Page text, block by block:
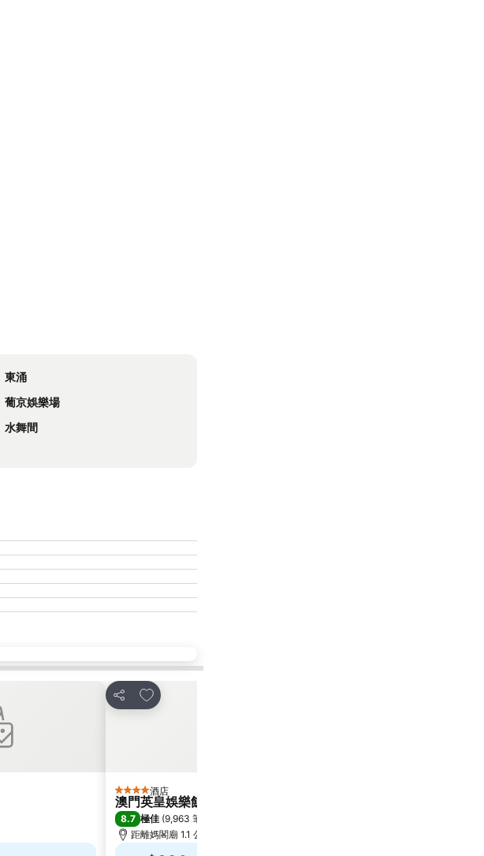
東涌
葡京娛樂場
水舞間
分享
放到收藏夾
4 星級 酒店
澳門英皇娛樂飯店
8.7 極佳 (9,963 筆評分
距離媽閣廟 1.1 公里